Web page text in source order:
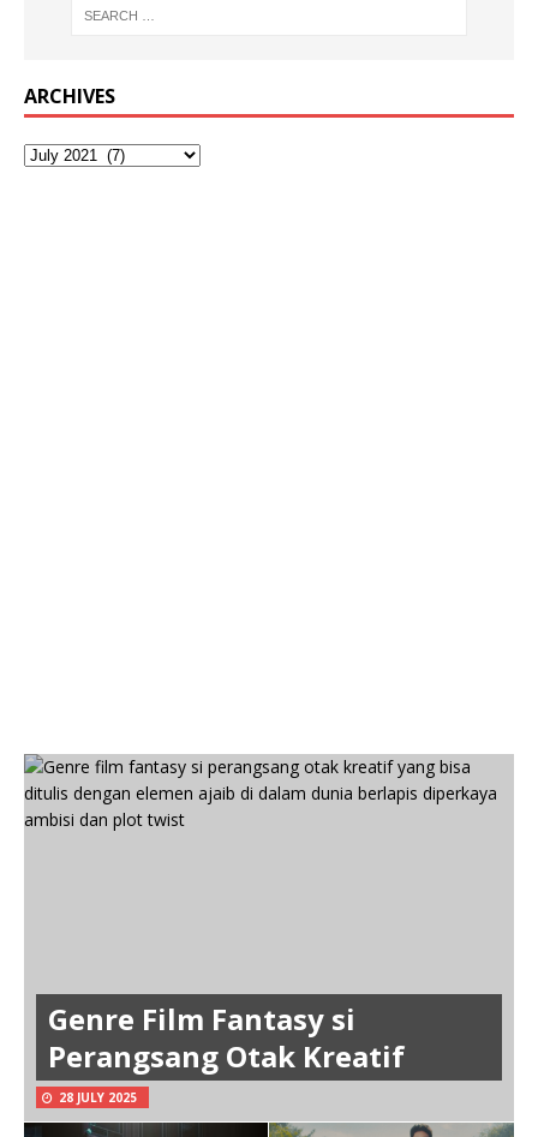
ARCHIVES
Genre Film Fantasy si
Perangsang Otak Kreatif
28 JULY 2025